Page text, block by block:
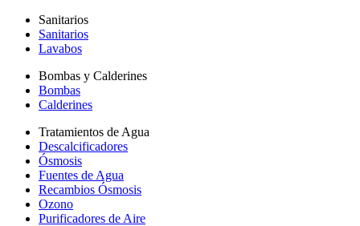
Sanitarios
Sanitarios
Lavabos
Bombas y Calderines
Bombas
Calderines
Tratamientos de Agua
Descalcificadores
Ósmosis
Fuentes de Agua
Recambios Ósmosis
Ozono
Purificadores de Aire